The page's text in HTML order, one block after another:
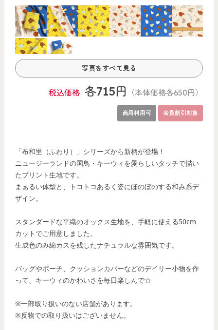
税込価格 各715円 （本体価格各650円）
商用利用可 会員割引対象
「布和里（ふわり）」シリーズから新柄が登場！
ニュージーランドの国鳥・キーウィを愛らしいタッチで描い
たプリント生地です。
まぁるい体型と、トコトコあるく姿にほのぼのする和み系デ
ザイン。
スタンダードな平織のオックス生地を、手軽に使える50cm
カットでご用意しました。
生成色のみ綿カスを残したナチュラルな雰囲気です。
バッグやポーチ、クッションカバーなどのデイリー小物を作
って、キーウィのかわいさを毎日楽しんで☆
※一部取り扱いのない店舗があります。
※反物での取り扱いはございません。